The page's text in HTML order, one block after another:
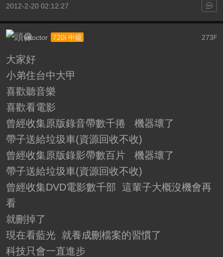
2012-2-20 02:12:27
273 F
edoctor 720i 中級
大家好
小弟住台中大甲
喜歡聽音樂
喜歡看電影
曾經收集原版錄音帶數千捲 機器壞了
帶子送給垃圾車(資源回收不收)
曾經收集原版錄影帶數百片 機器壞了
帶子送給垃圾車(資源回收不收)
曾經收集DVD電影數千部 這輩子大概沒機會再
看
就刪掉了
現在看藍光 就養成刪檔案的習慣了
科技只會一直進步